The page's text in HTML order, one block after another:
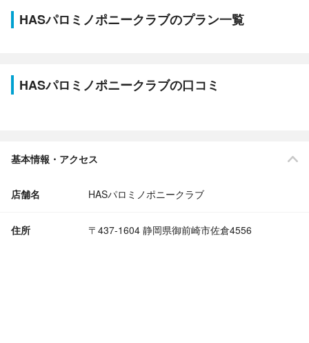
HASパロミノポニークラブのプラン一覧
HASパロミノポニークラブの口コミ
基本情報・アクセス
店舗名 HASパロミノポニークラブ
住所 〒437-1604 静岡県御前崎市佐倉4556